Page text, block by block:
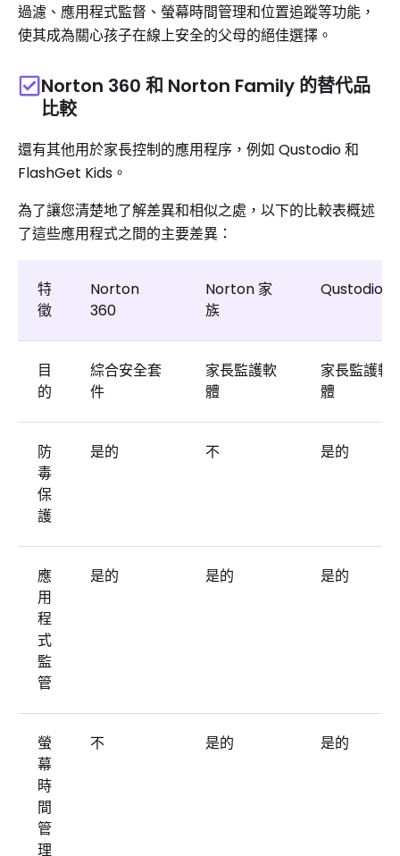
過濾、應用程式監督、螢幕時間管理和位置追蹤等功能，
使其成為關心孩子在線上安全的父母的絕佳選擇。
Norton 360 和 Norton Family 的替代品
比較
還有其他用於家長控制的應用程序，例如 Qustodio 和
FlashGet Kids。
為了讓您清楚地了解差異和相似之處，以下的比較表概述
了這些應用程式之間的主要差異：
特
徵
Norton
360
Norton 家
族
Qustodio
目
的
綜合安全套
件
家長監護軟
體
家長監護軟
體
防
毒
保
護
是的 不 是的
應
用
程
式
監
管
是的 是的 是的
螢
幕
時
間
管
理
不 是的 是的